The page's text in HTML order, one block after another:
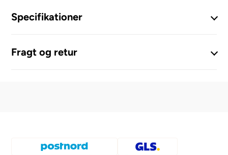
Specifikationer
Fragt og retur